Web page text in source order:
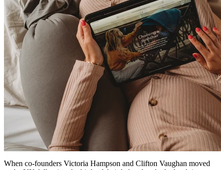
When co-founders Victoria Hampson and Clifton Vaughan moved